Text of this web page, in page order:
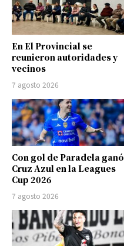
En El Provincial se
reunieron autoridades y
vecinos
7 agosto 2026
Con gol de Paradela ganó
Cruz Azul en la Leagues
Cup 2026
7 agosto 2026